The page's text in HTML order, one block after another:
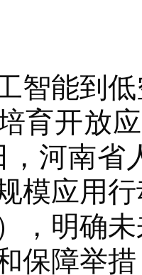
能到低
育开放
，河南省
模应用
，明确
保障举